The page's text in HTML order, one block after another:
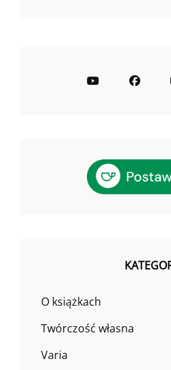
YouTube
O książkach
Twórczość własna
Varia